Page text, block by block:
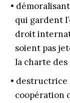
•
qui gardent
droit
soient pas
la charte des
• destructrice
coopération